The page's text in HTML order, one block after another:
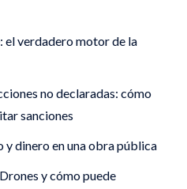
el verdadero motor de la
no declaradas: cómo
sanciones
y dinero en una obra pública
y cómo puede